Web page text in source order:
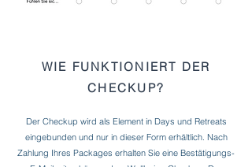
WIE FUNKTIONIERT DER
CHECKUP?
Der Checkup wird als Element in Days und Retreats
eingebunden und nur in dieser Form erhältlich. Nach
Zahlung Ihres Packages erhalten Sie eine Bestätigungs-